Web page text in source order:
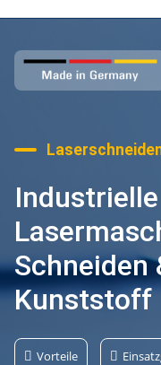
Industrielle
Schneiden
Kunststoff
Vorteile